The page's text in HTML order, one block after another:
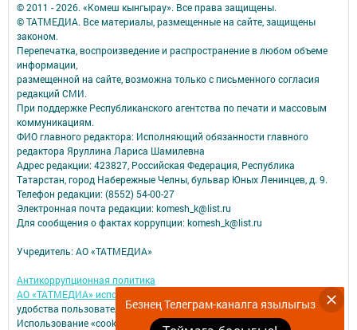
Безнең Телеграм-каналга язылыгыз
© 2011 - 2026. «Комеш кынгырау». Все права защищены.
© ТАТМЕДИА. Все материалы, размещенные на сайте, защищены
законом.
Перепечатка, воспроизведение и распространение в любом объеме
информации,
размещенной на сайте, возможна только с письменного согласия
редакций СМИ.
При поддержке Республиканского агентства по печати и массовым
коммуникациям.
ФИО главного редактора: Исполняющий обязанности главного
редактора Яруллина Лариса Шамилевна
Адрес редакции: 423827, Российская Федерация, Республика
Татарстан, город Набережные Челны, бульвар Юных Ленинцев, д. 9.
Телефон редакции: (8552) 54-00-27
Электронная почта редакции: komesh_k@list.ru
Для сообщения о фактах коррупции: komesh_k@list.ru
Учредитель: АО «ТАТМЕДИА»
Антикоррупционная политика
АО «ТАТМЕДИА» использует «cookie»
для персонализации сервисов и
удобства пользователей сайтом.
Использование «cookie» можно отменить в настройках браузера.